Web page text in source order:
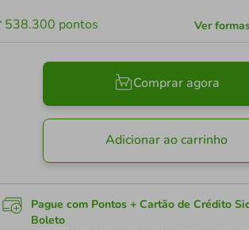
538.300 pontos Ver
Comprar agora
Adicionar ao carrinho
Pague com Pontos + Cartão de Crédito
Boleto